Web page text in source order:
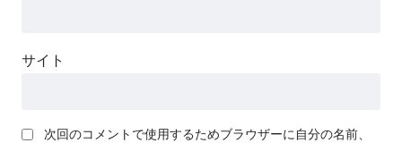
サイト
次回のコメントで使用するためブラウザーに自分の名前、